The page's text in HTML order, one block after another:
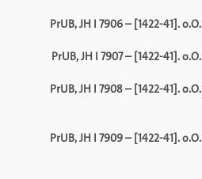
PrUB, JH I 7906 – [1422-41]. o.O.
PrUB, JH I 7907 – [1422-41]. o.O.
PrUB, JH I 7908 – [1422-41]. o.O.
PrUB, JH I 7909 – [1422-41]. o.O.